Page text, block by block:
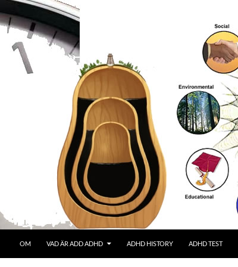
OM VAD ÄR ADD ADHD ADHD HISTORY ADHD TEST